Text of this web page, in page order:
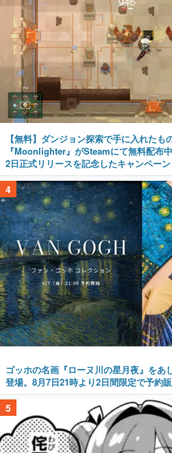
【無料】ダンジョン探索で手に入れた
『Moonlighter』がSteamにて無料配布
2日正式リリースを記念したキャンペーン
4
ゴッホの名画『ローヌ川の星月夜』をあ
登場。8月7日21時より2日間限定で予約
5